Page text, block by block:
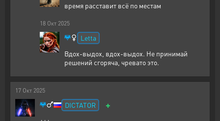
время расставит всё по местам
18 Окт 2025
Letta
Вдох-выдох, вдох-выдох. Не принимай
решений сгоряча, чревато это.
17 Окт 2025
DICTATOR +